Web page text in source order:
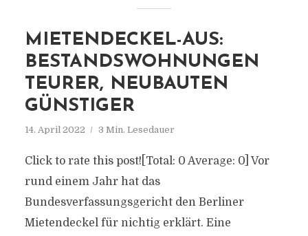
MIETENDECKEL-AUS:
BESTANDSWOHNUNGEN
TEURER, NEUBAUTEN
GÜNSTIGER
14. April 2022 3 Min. Lesedauer
Click to rate this post![Total: 0 Average: 0] Vor
rund einem Jahr hat das
Bundesverfassungsgericht den Berliner
Mietendeckel für nichtig erklärt. Eine